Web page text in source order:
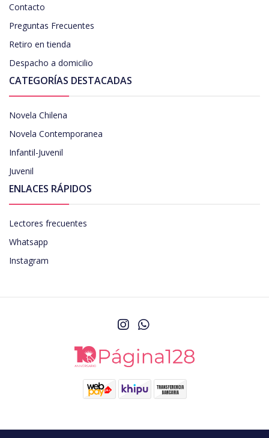
Contacto
Preguntas Frecuentes
Retiro en tienda
Despacho a domicilio
CATEGORÍAS DESTACADAS
Novela Chilena
Novela Contemporanea
Infantil-Juvenil
Juvenil
ENLACES RÁPIDOS
Lectores frecuentes
Whatsapp
Instagram